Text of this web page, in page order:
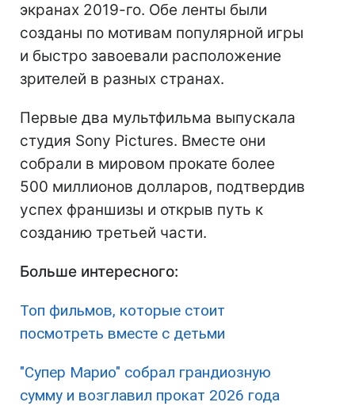
экранах 2019-го. Обе ленты были
созданы по мотивам популярной игры
и быстро завоевали расположение
зрителей в разных странах.
Первые два мультфильма выпускала
студия Sony Pictures. Вместе они
собрали в мировом прокате более
500 миллионов долларов, подтвердив
успех франшизы и открыв путь к
созданию третьей части.
Больше интересного:
Топ фильмов, которые стоит
посмотреть вместе с детьми
"Супер Марио" собрал грандиозную
сумму и возглавил прокат 2026 года